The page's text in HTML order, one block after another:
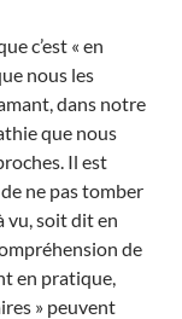
c’est « en
nous les
dans notre
que nous
Il est
ne pas tomber
vu, soit dit en
de
en pratique,
» peuvent